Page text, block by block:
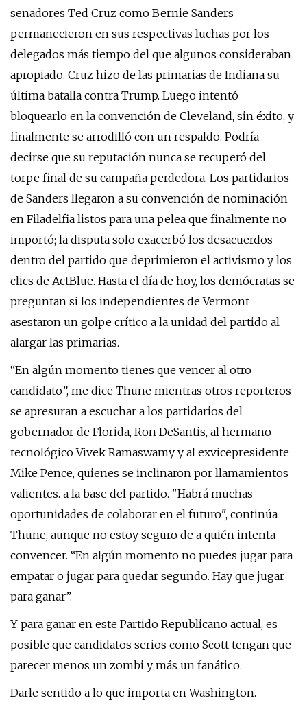
senadores Ted Cruz como Bernie Sanders
permanecieron en sus respectivas luchas por los
delegados más tiempo del que algunos consideraban
apropiado. Cruz hizo de las primarias de Indiana su
última batalla contra Trump. Luego intentó
bloquearlo en la convención de Cleveland, sin éxito, y
finalmente se arrodilló con un respaldo. Podría
decirse que su reputación nunca se recuperó del
torpe final de su campaña perdedora. Los partidarios
de Sanders llegaron a su convención de nominación
en Filadelfia listos para una pelea que finalmente no
importó; la disputa solo exacerbó los desacuerdos
dentro del partido que deprimieron el activismo y los
clics de ActBlue. Hasta el día de hoy, los demócratas se
preguntan si los independientes de Vermont
asestaron un golpe crítico a la unidad del partido al
alargar las primarias.
“En algún momento tienes que vencer al otro
candidato”, me dice Thune mientras otros reporteros
se apresuran a escuchar a los partidarios del
gobernador de Florida, Ron DeSantis, al hermano
tecnológico Vivek Ramaswamy y al exvicepresidente
Mike Pence, quienes se inclinaron por llamamientos
valientes. a la base del partido. "Habrá muchas
oportunidades de colaborar en el futuro", continúa
Thune, aunque no estoy seguro de a quién intenta
convencer. “En algún momento no puedes jugar para
empatar o jugar para quedar segundo. Hay que jugar
para ganar”.
Y para ganar en este Partido Republicano actual, es
posible que candidatos serios como Scott tengan que
parecer menos un zombi y más un fanático.
Darle sentido a lo que importa en Washington.